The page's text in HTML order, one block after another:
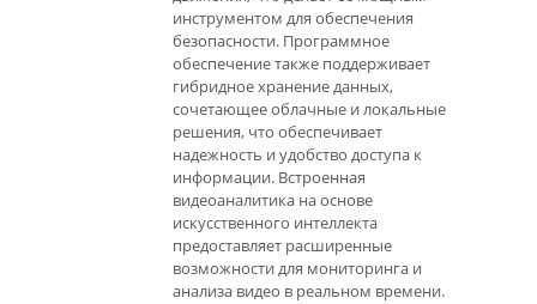
инструментом для обеспечения
безопасности. Программное
обеспечение также поддерживает
гибридное хранение данных,
сочетающее облачные и локальные
решения, что обеспечивает
надежность и удобство доступа к
информации. Встроенная
видеоаналитика на основе
искусственного интеллекта
предоставляет расширенные
возможности для мониторинга и
анализа видео в реальном времени.